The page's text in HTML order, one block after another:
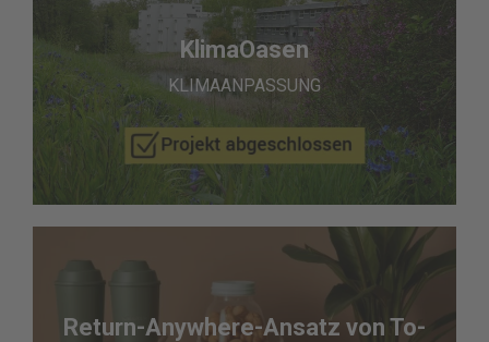
KlimaOasen
KLIMAANPASSUNG
Return-Anywhere-Ansatz von To-